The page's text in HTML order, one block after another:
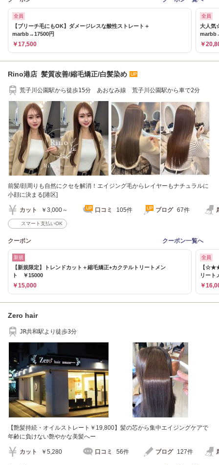
全員
【ブリーチ毛にもOK】ダメージレスな酸性ストレート＋
marbb→17500円
￥17,500
全員
大人気
￥
Rino港店 髪質改善/縮毛矯正/白髪染め
荒子川公園駅から徒歩15分 あおなみ線 荒子川公園駅から車で2分
前髪/顔周りも自然にクセを解消！エイジング毛からレイヤーもナチュラルに
小顔に決まる[港区]
カット ￥3,000～ 口コミ 105件 ブログ 67件
スマート支払いOK
クーポン クーポン一覧へ
新規
【新規限定】トレンドカット＋縮毛矯正+カクテルトリートメン
ト ￥15000
￥15,000
全員
【
リート
￥
Zero hair
JR共和駅より徒歩3分
【艶髪持続・オイルストレート￥19,800】髪の芯から集中エイジングケアで
年齢に負けない艶やかな美髪へー
カット ￥5,280 口コミ 56件 ブログ 127件